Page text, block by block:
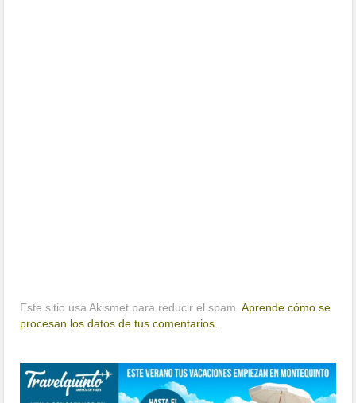
Este sitio usa Akismet para reducir el spam.Aprende cómo se
procesan los datos de tus comentarios.